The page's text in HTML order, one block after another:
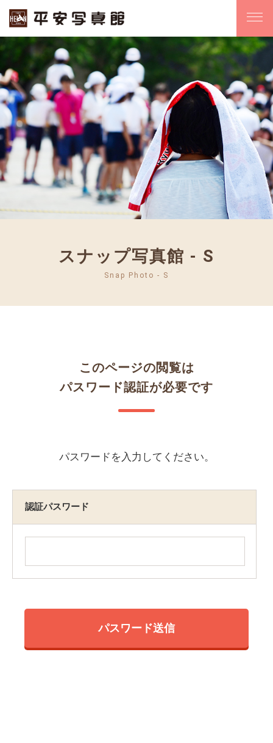
スナップ写真館 - S
Snap Photo - S
このページの閲覧は
パスワード認証が必要です
パスワードを入力してください。
認証パスワード